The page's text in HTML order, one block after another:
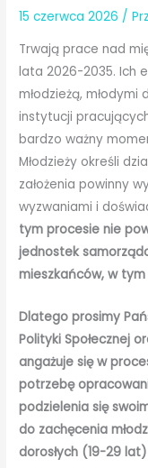
15 czerwca 2026 /
Trwają prace nad
lata 2026-2035. Ich
młodzieżą,
instytucji
bardzo ważny
Młodzieży określi
założenia powinny
wyzwaniami i
tym procesie nie
jednostek
mieszkańców, w tym
Dlatego prosimy
Polityki Społecznej
angażuje się w
potrzebę
podzielenia się
do zachęcenia
dorosłych (19-29